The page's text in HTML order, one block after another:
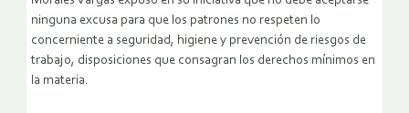
ninguna excusa para que los patrones no respeten lo
concerniente a seguridad, higiene y prevención de riesgos de
trabajo, disposiciones que consagran los derechos mínimos en
la materia.